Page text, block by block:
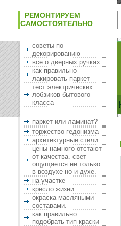
РЕМОНТИРУЕМ
САМОСТОЯТЕЛЬНО
советы по
декорированию
все о дверных ручках
как правильно
лакировать паркет
тест электрических
лобзиков бытового
класса
паркет или ламинат?
торжество гедонизма
архитектурные стили
цены намного отстают
от качества. свет
ощущается не только
в воздухе но и духе.
на участке
кресло жизни
окраска масляными
составами.
как правильно
подобрать тип краски